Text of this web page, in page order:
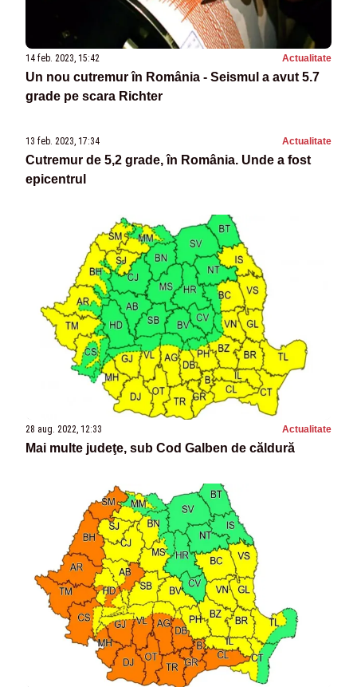
14 feb. 2023, 15:42 Actualitate
Un nou cutremur în România - Seismul a avut 5.7
grade pe scara Richter
13 feb. 2023, 17:34 Actualitate
Cutremur de 5,2 grade, în România. Unde a fost
epicentrul
28 aug. 2022, 12:33 Actualitate
Mai multe judeţe, sub Cod Galben de căldură